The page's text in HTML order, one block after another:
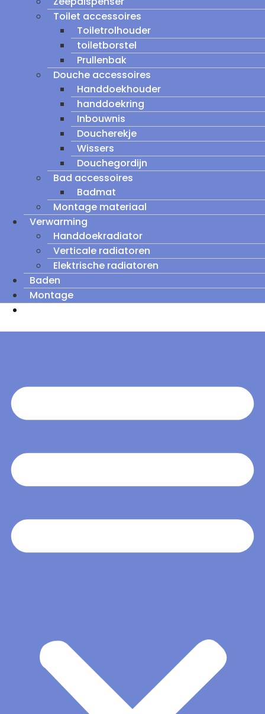
Toilet accessoires
Toiletrolhouder
toiletborstel
Prullenbak
Douche accessoires
Handdoekhouder
handdoekring
Inbouwnis
Doucherekje
Wissers
Douchegordijn
Bad accessoires
Badmat
Montage materiaal
Verwarming
Handdoekradiator
Verticale radiatoren
Elektrische radiatoren
Baden
Montage